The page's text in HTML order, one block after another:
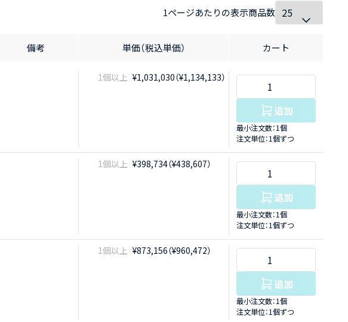
1ページあたりの表示商品数
備考 単価（税込単価） カート
1個以上 ¥1,031,030（¥1,134,133）
追加
最小注文数：1個
注文単位：1個ずつ
1個以上 ¥398,734（¥438,607）
追加
最小注文数：1個
注文単位：1個ずつ
1個以上 ¥873,156（¥960,472）
追加
最小注文数：1個
注文単位：1個ずつ